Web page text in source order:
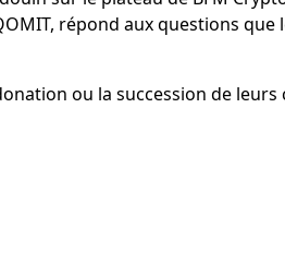
répond aux questions que
ou la succession de